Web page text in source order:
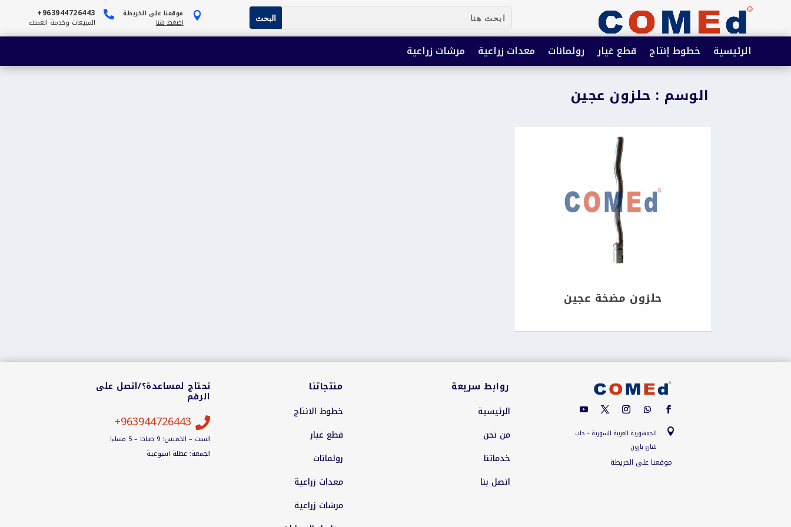
 موقعنا على الخريطة
اضغط هنا

963944726443+
المبيعات وخدمة العملاء
الرئيسية خطوط إنتاج قطع غيار رولمانات معدات زراعية مرشات زراعية
الوسم : حلزون عجين
حلزون مضخة عجين

الجمهورية العربية السورية – حلب
شارع بارون
موقعنا على الخريطة
روابط سريعة
الرئيسية
من نحن
خدماتنا
اتصل بنا
منتجاتنا
خطوط الانتاج
قطع غيار
رولمانات
معدات زراعية
مرشات زراعية
تحتاج لمساعدة؟/اتصل على
الرقم

963944726443+
السبت – الخميس: 9 صباحا – 5 مساءا
الجمعة: عطلة اسبوعية